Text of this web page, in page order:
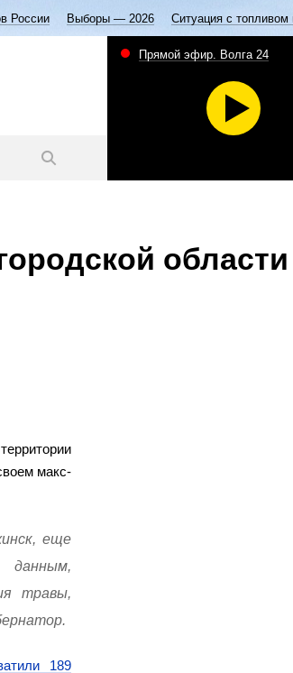
России Выборы — 2026 Ситуация с топливом
Прямой эфир. Волга 24
области
макс-
еще
травы,
189